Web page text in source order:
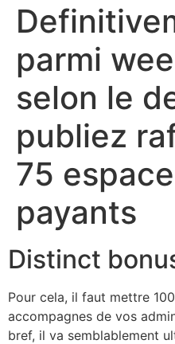
parmi
selon le
publiez
75
payants
Distinct
Pour cela, il faut mettre
accompagnes de vos
bref, il va semblablement